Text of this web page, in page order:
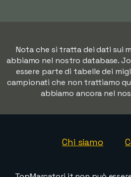
Nota che si tratta dei dati sui
abbiamo nel nostro database.
essere parte di tabelle dei
campionati che non trattiamo
abbiamo ancora nel
Chi siamo